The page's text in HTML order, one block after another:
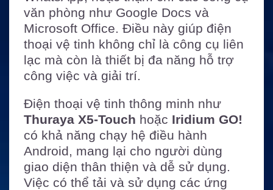
văn phòng như Google Docs và
Microsoft Office. Điều này giúp điện
thoại vệ tinh không chỉ là công cụ liên
lạc mà còn là thiết bị đa năng hỗ trợ
công việc và giải trí.
Điện thoại vệ tinh thông minh như
Thuraya X5-Touch hoặc Iridium GO!
có khả năng chạy hệ điều hành
Android, mang lại cho người dùng
giao diện thân thiện và dễ sử dụng.
Việc có thể tải và sử dụng các ứng